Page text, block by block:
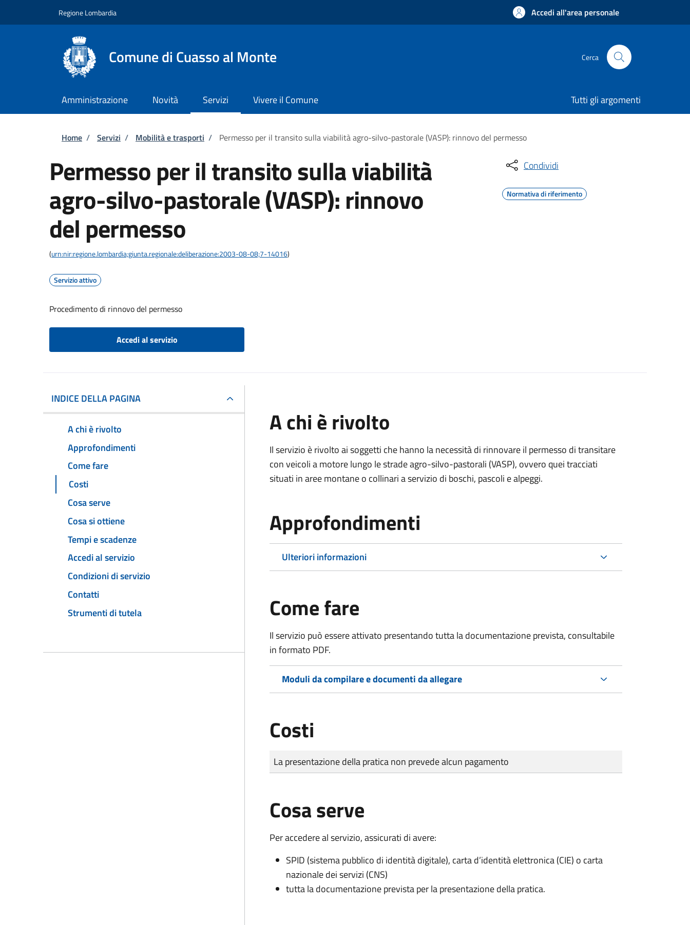
Regione Lombardia Accedi all'area personale
Comune di Cuasso al Monte Cerca
Amministrazione Novità Servizi Vivere il Comune Tutti gli argomenti
Briciole di pane
Home / Servizi / Mobilità e trasporti / Permesso per il transito sulla viabilità agro-silvo-pastorale (VASP): rinnovo del permesso
Permesso per il transito sulla viabilità
agro-silvo-pastorale (VASP): rinnovo
del permesso
(urn:nir:regione.lombardia;giunta.regionale:deliberazione:2003-08-08;7-14016)
Servizio attivo
Procedimento di rinnovo del permesso
Accedi al servizio
Condividi
Normativa di riferimento
INDICE DELLA PAGINA
A chi è rivolto
Approfondimenti
Come fare
Costi
Cosa serve
Cosa si ottiene
Tempi e scadenze
Accedi al servizio
Condizioni di servizio
Contatti
Strumenti di tutela
A chi è rivolto
Il servizio è rivolto ai soggetti che hanno la necessità di rinnovare il permesso di transitare
con veicoli a motore lungo le strade agro-silvo-pastorali (VASP), ovvero quei tracciati
situati in aree montane o collinari a servizio di boschi, pascoli e alpeggi.
Approfondimenti
Ulteriori informazioni
Come fare
Il servizio può essere attivato presentando tutta la documentazione prevista, consultabile
in formato PDF.
Moduli da compilare e documenti da allegare
Costi
Tipo di pagamento
Importo
La presentazione della pratica non prevede alcun pagamento
Cosa serve
Per accedere al servizio, assicurati di avere:
SPID (sistema pubblico di identità digitale), carta d’identità elettronica (CIE) o carta
nazionale dei servizi (CNS)
tutta la documentazione prevista per la presentazione della pratica.